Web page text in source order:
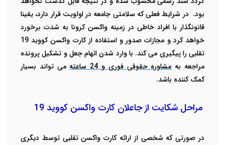
بود. در شرایط فعلی که سلامتی جامعه در اولویت قرار دارد، یقینا
قانونگذار با افراد خاطی در زمینه واکسن کرونا به شدت برخورد
خواهد کرد و مجازات صدور و استفاده از کارت واکسن کووید 19
تقلبی را پیگیری می کند. با وارد شدن اتهام جعل و تشکیل پرونده
مراجعه بهمشاوره حقوقی فوری و 24 ساعته
می تواند بسیار
کمک کننده باشد.
مراحل شکایت از جاعلان کارت واکسن کووید 19
در صورتی که شخصی از ارائه کارت واکسن تقلبی توسط دیگری